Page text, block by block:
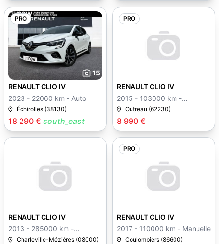
PRO
15
18 290 € south_east
RENAULT CLIO IV
2023 - 22060 km - Auto
Échirolles (38130)
PRO
8 990 €
RENAULT CLIO IV
2015 - 103000 km -
Manuelle
Outreau (62230)
RENAULT CLIO IV
2013 - 285000 km -
Manuelle
Charleville-Mézières (08000)
PRO
RENAULT CLIO IV
2017 - 110000 km - Manuelle
Coulombiers (86600)